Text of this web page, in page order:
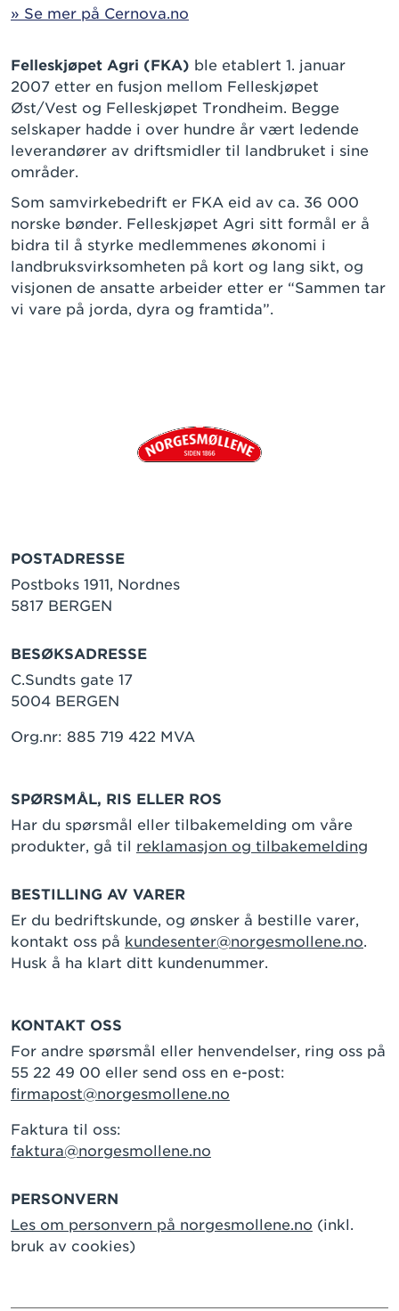
» Se mer på Cernova.no
Felleskjøpet Agri (FKA) ble etablert 1. januar
2007 etter en fusjon mellom Felleskjøpet
Øst/Vest og Felleskjøpet Trondheim. Begge
selskaper hadde i over hundre år vært ledende
leverandører av driftsmidler til landbruket i sine
områder.
Som samvirkebedrift er FKA eid av ca. 36 000
norske bønder. Felleskjøpet Agri sitt formål er å
bidra til å styrke medlemmenes økonomi i
landbruksvirksomheten på kort og lang sikt, og
visjonen de ansatte arbeider etter er “Sammen tar
vi vare på jorda, dyra og framtida”.
POSTADRESSE
Postboks 1911, Nordnes
5817 BERGEN
BESØKSADRESSE
C.Sundts gate 17
5004 BERGEN
Org.nr: 885 719 422 MVA
SPØRSMÅL, RIS ELLER ROS
Har du spørsmål eller tilbakemelding om våre
produkter, gå til reklamasjon og tilbakemelding
BESTILLING AV VARER
Er du bedriftskunde, og ønsker å bestille varer,
kontakt oss på kundesenter@norgesmollene.no.
Husk å ha klart ditt kundenummer.
KONTAKT OSS
For andre spørsmål eller henvendelser, ring oss på
55 22 49 00 eller send oss en e-post:
firmapost@norgesmollene.no
Faktura til oss:
faktura@norgesmollene.no
PERSONVERN
Les om personvern på norgesmollene.no (inkl.
bruk av cookies)